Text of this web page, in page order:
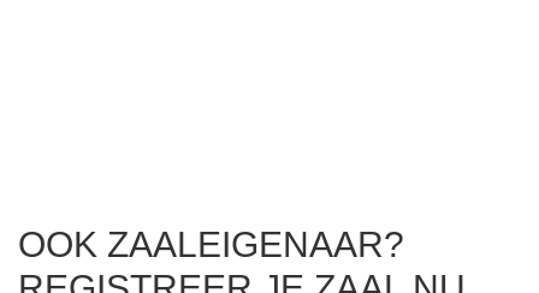
OOK ZAALEIGENAAR?